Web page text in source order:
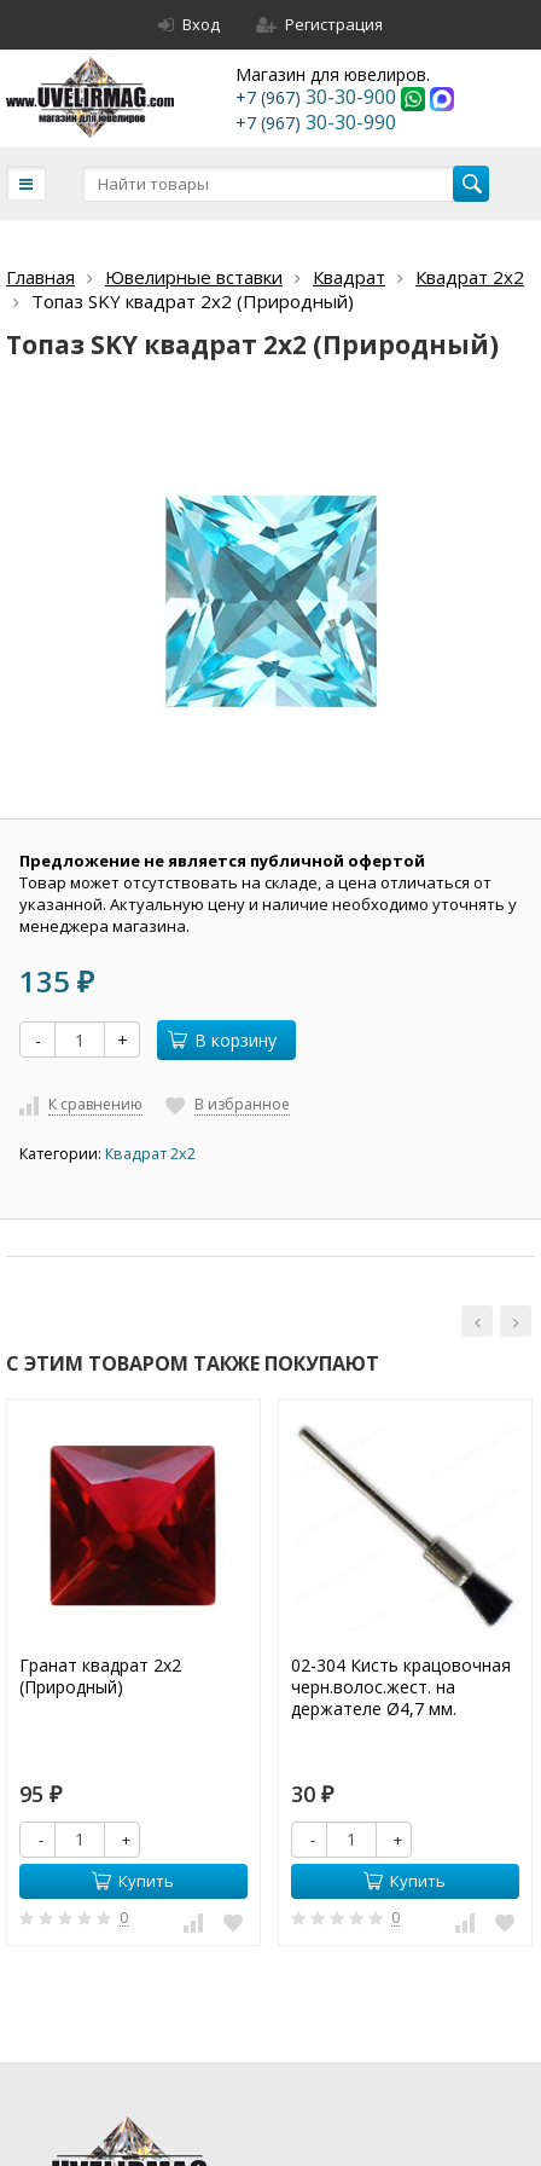
Вход Регистрация
Магазин для ювелиров.
+7 (967) 30-30-900
+7 (967) 30-30-990
Главная Ювелирные вставки Квадрат
Квадрат 2х2
Топаз SKY квадрат 2х2 (Природный)
Топаз SKY квадрат 2х2 (Природный)
Предложение не является публичной офертой
Товар может отсутствовать на складе, а цена отличаться от
указанной. Актуальную цену и наличие необходимо уточнять у
менеджера магазина.
135 ₽
- + В корзину
К сравнению В избранное
Категории: Квадрат 2х2
С ЭТИМ ТОВАРОМ ТАКЖЕ ПОКУПАЮТ
Гранат квадрат 2х2
(Природный)
95 ₽
-
+
Купить
0
02-304 Кисть крацовочная
черн.волос.жест. на
держателе Ø4,7 мм.
30 ₽
-
+
Купить
0